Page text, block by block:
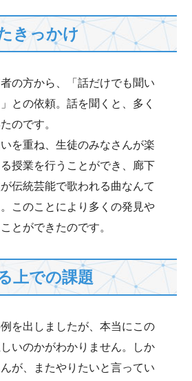
きっかけ
の方から、「話だけでも聞い
との依頼。話を聞くと、多く
のです。
を重ね、生徒のみなさんが楽
授業を行うことができ、廊下
伝統芸能で歌われる曲なんて
このことにより多くの発見や
とができたのです。
上での課題
を出しましたが、本当にこの
いのかがわかりません。しか
が、またやりたいと言ってい